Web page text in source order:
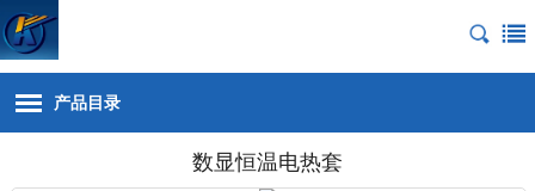
产品目录
数显恒温电热套